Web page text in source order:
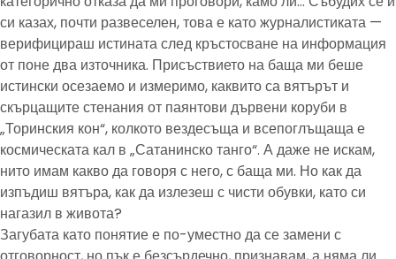
си казах, почти развеселен, това е като журналистиката —
верифицираш истината след кръстосване на информация
от поне два източника. Присъствието на баща ми беше
истински осезаемо и измеримо, каквито са вятърът и
скърцащите стенания от паянтови дървени коруби в
„Торинския кон“, колкото вездесъща и всепоглъщаща е
космическата кал в „Сатанинско танго“. А даже не искам,
нито имам какво да говоря с него, с баща ми. Но как да
изпъдиш вятъра, как да излезеш с чисти обувки, като си
нагазил в живота?
Загубата като понятие е по-уместно да се замени с